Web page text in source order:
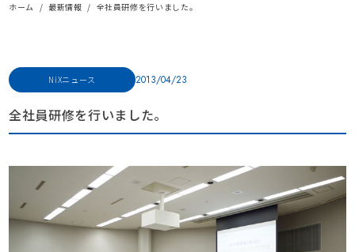
ホーム 最新情報 全社員研修を行いました。
NiXニュース 2013/04/23
全社員研修を行いました。